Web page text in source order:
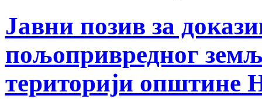
Јавни позив за
пољопривредног
територији општине